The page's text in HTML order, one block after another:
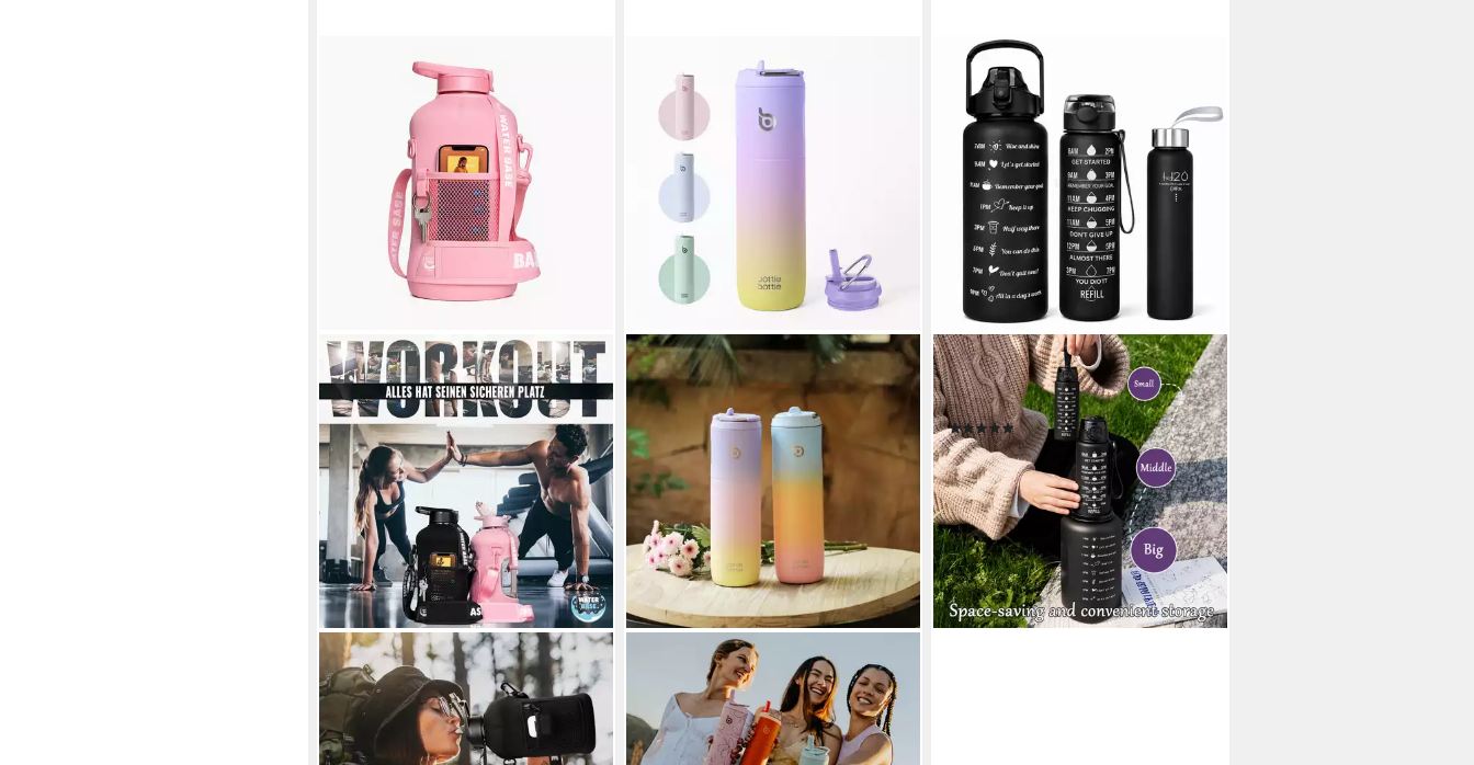
WATER BASE
Trinkflasche 2,2 l Trinkflasche mit
Neoprenhülle, Seitentaschen und
Schultergurt
14,95 €
19,95 €
BOTTLE BOTTLE
Trinkflasche Isolierte Edelstahl
Trinkflasche 750 ml mit Strohhalm,
Deckel & Griff, Auslaufsicher,
Doppelwandig, für Sport, Reisen &
R2 INVEST
Trinkflasche Sport Wasserflaschen
Set 3 Stück 2000 ml 900 ml 300 ml
(1)
9,95 € 14,95 €
-33%
lieferbar - in 5-6 Werktagen bei dir